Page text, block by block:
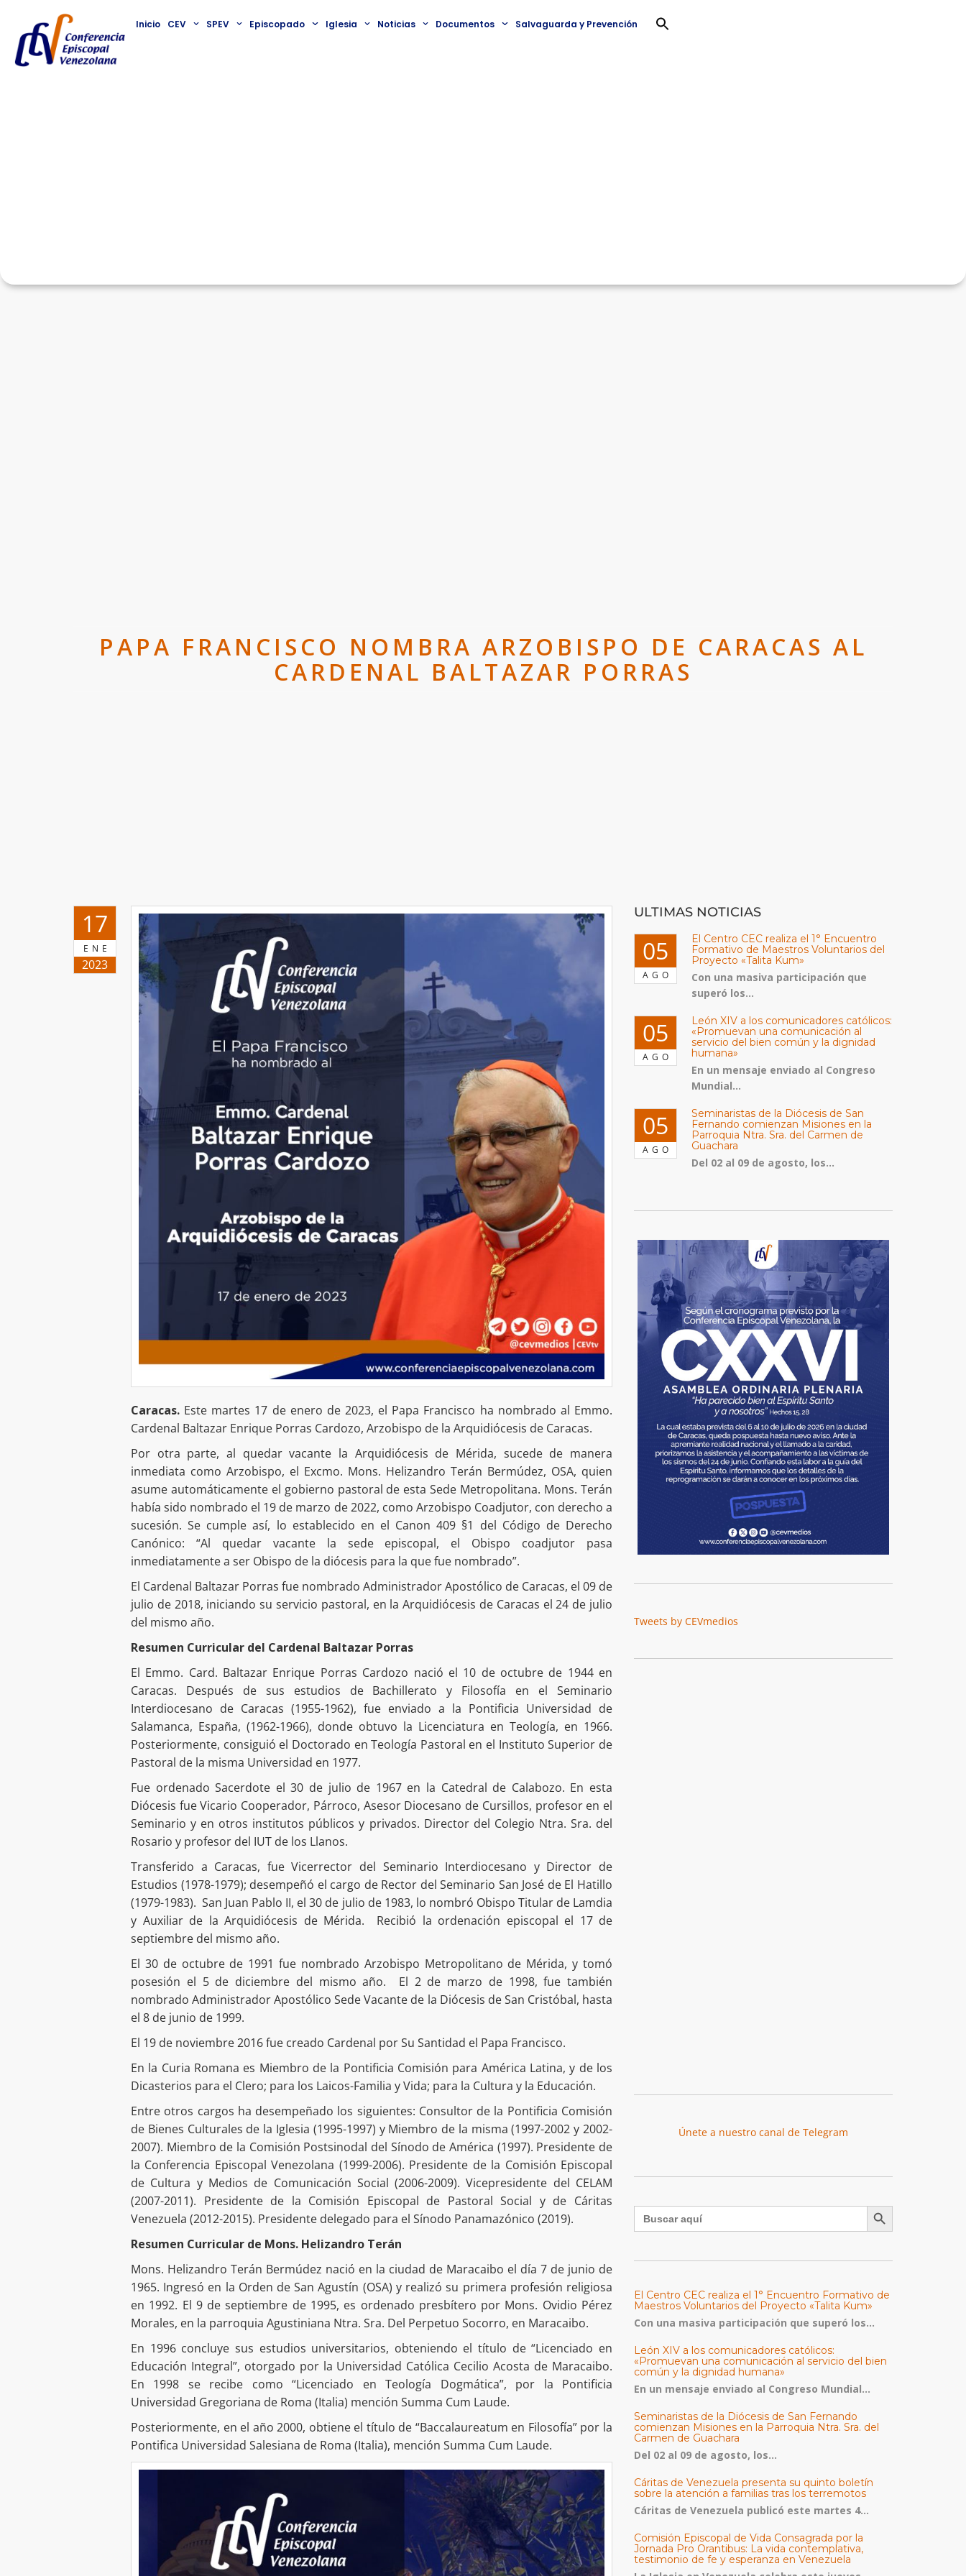
Inicio CEV SPEV Episcopado Iglesia Noticias Documentos Salvaguarda y Prevención
PAPA FRANCISCO NOMBRA ARZOBISPO DE CARACAS AL
CARDENAL BALTAZAR PORRAS
17
ENE
2023
Caracas. Este martes 17 de enero de 2023, el Papa Francisco ha nombrado al Emmo.
Cardenal Baltazar Enrique Porras Cardozo, Arzobispo de la Arquidiócesis de Caracas.
Por otra parte, al quedar vacante la Arquidiócesis de Mérida, sucede de manera
inmediata como Arzobispo, el Excmo. Mons. Helizandro Terán Bermúdez, OSA, quien
asume automáticamente el gobierno pastoral de esta Sede Metropolitana. Mons. Terán
había sido nombrado el 19 de marzo de 2022, como Arzobispo Coadjutor, con derecho a
sucesión. Se cumple así, lo establecido en el Canon 409 §1 del Código de Derecho
Canónico: “Al quedar vacante la sede episcopal, el Obispo coadjutor pasa
inmediatamente a ser Obispo de la diócesis para la que fue nombrado”.
El Cardenal Baltazar Porras fue nombrado Administrador Apostólico de Caracas, el 09 de
julio de 2018, iniciando su servicio pastoral, en la Arquidiócesis de Caracas el 24 de julio
del mismo año.
Resumen Curricular del Cardenal Baltazar Porras
El Emmo. Card. Baltazar Enrique Porras Cardozo nació el 10 de octubre de 1944 en
Caracas. Después de sus estudios de Bachillerato y Filosofía en el Seminario
Interdiocesano de Caracas (1955-1962), fue enviado a la Pontificia Universidad de
Salamanca, España, (1962-1966), donde obtuvo la Licenciatura en Teología, en 1966.
Posteriormente, consiguió el Doctorado en Teología Pastoral en el Instituto Superior de
Pastoral de la misma Universidad en 1977.
Fue ordenado Sacerdote el 30 de julio de 1967 en la Catedral de Calabozo. En esta
Diócesis fue Vicario Cooperador, Párroco, Asesor Diocesano de Cursillos, profesor en el
Seminario y en otros institutos públicos y privados. Director del Colegio Ntra. Sra. del
Rosario y profesor del IUT de los Llanos.
Transferido a Caracas, fue Vicerrector del Seminario Interdiocesano y Director de
Estudios (1978-1979); desempeñó el cargo de Rector del Seminario San José de El Hatillo
(1979-1983). San Juan Pablo II, el 30 de julio de 1983, lo nombró Obispo Titular de Lamdia
y Auxiliar de la Arquidiócesis de Mérida. Recibió la ordenación episcopal el 17 de
septiembre del mismo año.
El 30 de octubre de 1991 fue nombrado Arzobispo Metropolitano de Mérida, y tomó
posesión el 5 de diciembre del mismo año. El 2 de marzo de 1998, fue también
nombrado Administrador Apostólico Sede Vacante de la Diócesis de San Cristóbal, hasta
el 8 de junio de 1999.
El 19 de noviembre 2016 fue creado Cardenal por Su Santidad el Papa Francisco.
En la Curia Romana es Miembro de la Pontificia Comisión para América Latina, y de los
Dicasterios para el Clero; para los Laicos-Familia y Vida; para la Cultura y la Educación.
Entre otros cargos ha desempeñado los siguientes: Consultor de la Pontificia Comisión
de Bienes Culturales de la Iglesia (1995-1997) y Miembro de la misma (1997-2002 y 2002-
2007). Miembro de la Comisión Postsinodal del Sínodo de América (1997). Presidente de
la Conferencia Episcopal Venezolana (1999-2006). Presidente de la Comisión Episcopal
de Cultura y Medios de Comunicación Social (2006-2009). Vicepresidente del CELAM
(2007-2011). Presidente de la Comisión Episcopal de Pastoral Social y de Cáritas
Venezuela (2012-2015). Presidente delegado para el Sínodo Panamazónico (2019).
Resumen Curricular de Mons. Helizandro Terán
Mons. Helizandro Terán Bermúdez nació en la ciudad de Maracaibo el día 7 de junio de
1965. Ingresó en la Orden de San Agustín (OSA) y realizó su primera profesión religiosa
en 1992. El 9 de septiembre de 1995, es ordenado presbítero por Mons. Ovidio Pérez
Morales, en la parroquia Agustiniana Ntra. Sra. Del Perpetuo Socorro, en Maracaibo.
En 1996 concluye sus estudios universitarios, obteniendo el título de “Licenciado en
Educación Integral”, otorgado por la Universidad Católica Cecilio Acosta de Maracaibo.
En 1998 se recibe como “Licenciado en Teología Dogmática”, por la Pontificia
Universidad Gregoriana de Roma (Italia) mención Summa Cum Laude.
Posteriormente, en el año 2000, obtiene el título de “Baccalaureatum en Filosofía” por la
Pontifica Universidad Salesiana de Roma (Italia), mención Summa Cum Laude.
ULTIMAS NOTICIAS
05
AGO
El Centro CEC realiza el 1° Encuentro
Formativo de Maestros Voluntarios del
Proyecto «Talita Kum»
Con una masiva participación que
superó los...
05
AGO
León XIV a los comunicadores católicos:
«Promuevan una comunicación al
servicio del bien común y la dignidad
humana»
En un mensaje enviado al Congreso
Mundial...
05
AGO
Seminaristas de la Diócesis de San
Fernando comienzan Misiones en la
Parroquia Ntra. Sra. del Carmen de
Guachara
Del 02 al 09 de agosto, los...
Tweets by CEVmedios
Únete a nuestro canal de Telegram
Buscar: Botón de búsqueda
El Centro CEC realiza el 1° Encuentro Formativo de
Maestros Voluntarios del Proyecto «Talita Kum»
Con una masiva participación que superó los...
León XIV a los comunicadores católicos:
«Promuevan una comunicación al servicio del bien
común y la dignidad humana»
En un mensaje enviado al Congreso Mundial...
Seminaristas de la Diócesis de San Fernando
comienzan Misiones en la Parroquia Ntra. Sra. del
Carmen de Guachara
Del 02 al 09 de agosto, los...
Cáritas de Venezuela presenta su quinto boletín
sobre la atención a familias tras los terremotos
Cáritas de Venezuela publicó este martes 4...
Comisión Episcopal de Vida Consagrada por la
Jornada Pro Orantibus: La vida contemplativa,
testimonio de fe y esperanza en Venezuela